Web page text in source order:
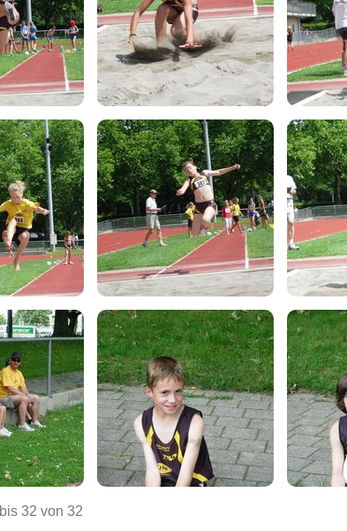
bis 32 von 32